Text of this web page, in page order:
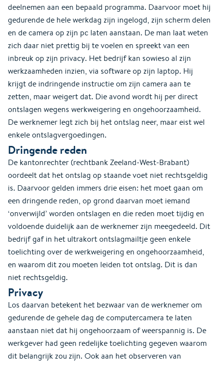
deelnemen aan een bepaald programma. Daarvoor moet hij
gedurende de hele werkdag zijn ingelogd, zijn scherm delen
en de camera op zijn pc laten aanstaan. De man laat weten
zich daar niet prettig bij te voelen en spreekt van een
inbreuk op zijn privacy. Het bedrijf kan sowieso al zijn
werkzaamheden inzien, via software op zijn laptop. Hij
krijgt de indringende instructie om zijn camera aan te
zetten, maar weigert dat. Die avond wordt hij per direct
ontslagen wegens werkweigering en ongehoorzaamheid.
De werknemer legt zich bij het ontslag neer, maar eist wel
enkele ontslagvergoedingen.
Dringende reden
De kantonrechter (rechtbank Zeeland-West-Brabant)
oordeelt dat het ontslag op staande voet niet rechtsgeldig
is. Daarvoor gelden immers drie eisen: het moet gaan om
een dringende reden, op grond daarvan moet iemand
‘onverwijld’ worden ontslagen en die reden moet tijdig en
voldoende duidelijk aan de werknemer zijn meegedeeld. Dit
bedrijf gaf in het ultrakort ontslagmailtje geen enkele
toelichting over de werkweigering en ongehoorzaamheid,
en waarom dit zou moeten leiden tot ontslag. Dit is dan
niet rechtsgeldig.
Privacy
Los daarvan betekent het bezwaar van de werknemer om
gedurende de gehele dag de computercamera te laten
aanstaan niet dat hij ongehoorzaam of weerspannig is. De
werkgever had geen redelijke toelichting gegeven waarom
dit belangrijk zou zijn. Ook aan het observeren van